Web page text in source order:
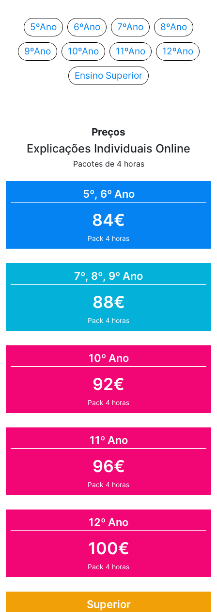
5ºAno 6ºAno 7ºAno 8ºAno
9ºAno 10ºAno 11ºAno 12ºAno
Ensino Superior
Preços
Explicações Individuais Online
Pacotes de 4 horas
5º, 6º Ano
84€
Pack 4 horas
7º, 8º, 9º Ano
88€
Pack 4 horas
10º Ano
92€
Pack 4 horas
11º Ano
96€
Pack 4 horas
12º Ano
100€
Pack 4 horas
Superior